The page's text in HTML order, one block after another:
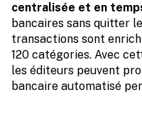
centralisée et en
bancaires sans quitter
transactions sont
120 catégories. Avec
les éditeurs peuvent
bancaire automatisé